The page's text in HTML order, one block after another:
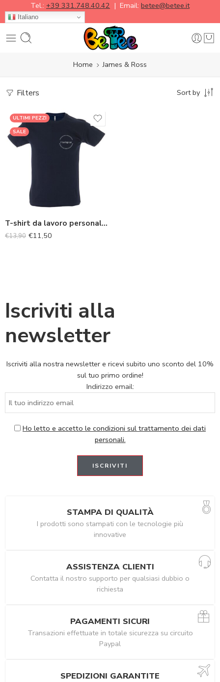
Tel.: +39 331.748.40.42 | Email: betee@betee.it
Italiano
Home James & Ross
Filters Sort by
ULTIMI PEZZI
SALE
T-shirt da lavoro personalizzata con logo
€13,90 €11,50
Iscriviti alla
newsletter
Iscriviti alla nostra newsletter e ricevi subito uno sconto del 10%
sul tuo primo ordine!
Indirizzo email:
Ho letto e accetto le condizioni sul trattamento dei dati
personali.
STAMPA DI QUALITÀ
I prodotti sono stampati con le tecnologie più
innovative
ASSISTENZA CLIENTI
Contatta il nostro supporto per qualsiasi dubbio o
richiesta
PAGAMENTI SICURI
Transazioni effettuate in totale sicurezza su circuito
Paypal
SPEDIZIONI GARANTITE